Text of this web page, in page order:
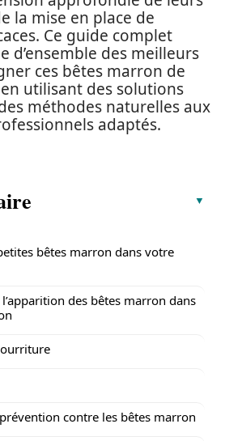
la mise en place de
Ce guide complet
d’ensemble des meilleurs
ces bêtes marron de
utilisant des solutions
méthodes naturelles aux
adaptés.
bêtes marron dans votre
l’apparition des bêtes marron dans
contre les bêtes marron